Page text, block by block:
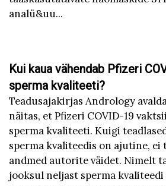
analü&uu...
Kui kaua vähendab Pfizeri
sperma kvaliteeti?
Teadusajakirjas Andrology
näitas, et Pfizeri COVID-19
sperma kvaliteeti. Kuigi
sperma kvaliteedis on ajutine,
andmed autorite väidet. Nimelt
jooksul neljast sperma